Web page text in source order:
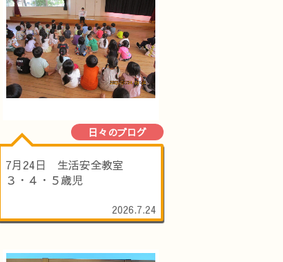
日々のブログ
7月24日 生活安全教室
３・４・５歳児
2026.7.24